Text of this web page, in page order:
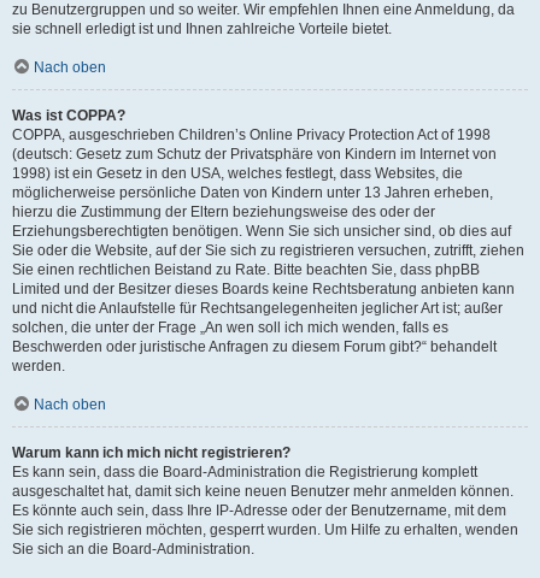
zu Benutzergruppen und so weiter. Wir empfehlen Ihnen eine Anmeldung, da
sie schnell erledigt ist und Ihnen zahlreiche Vorteile bietet.
Nach oben
Was ist COPPA?
COPPA, ausgeschrieben Children’s Online Privacy Protection Act of 1998
(deutsch: Gesetz zum Schutz der Privatsphäre von Kindern im Internet von
1998) ist ein Gesetz in den USA, welches festlegt, dass Websites, die
möglicherweise persönliche Daten von Kindern unter 13 Jahren erheben,
hierzu die Zustimmung der Eltern beziehungsweise des oder der
Erziehungsberechtigten benötigen. Wenn Sie sich unsicher sind, ob dies auf
Sie oder die Website, auf der Sie sich zu registrieren versuchen, zutrifft, ziehen
Sie einen rechtlichen Beistand zu Rate. Bitte beachten Sie, dass phpBB
Limited und der Besitzer dieses Boards keine Rechtsberatung anbieten kann
und nicht die Anlaufstelle für Rechtsangelegenheiten jeglicher Art ist; außer
solchen, die unter der Frage „An wen soll ich mich wenden, falls es
Beschwerden oder juristische Anfragen zu diesem Forum gibt?“ behandelt
werden.
Nach oben
Warum kann ich mich nicht registrieren?
Es kann sein, dass die Board-Administration die Registrierung komplett
ausgeschaltet hat, damit sich keine neuen Benutzer mehr anmelden können.
Es könnte auch sein, dass Ihre IP-Adresse oder der Benutzername, mit dem
Sie sich registrieren möchten, gesperrt wurden. Um Hilfe zu erhalten, wenden
Sie sich an die Board-Administration.